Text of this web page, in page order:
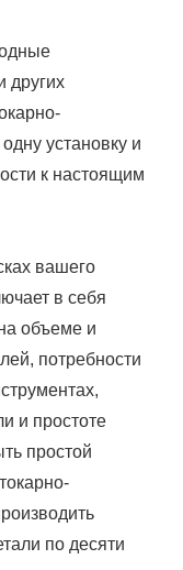
других
установку и
к настоящим
вашего
в себя
объеме и
потребности
и простоте
простой
по десяти